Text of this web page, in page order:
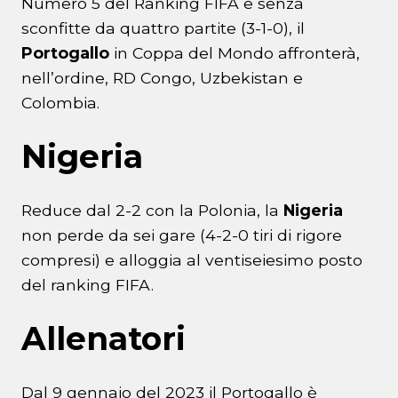
sconfitte da quattro partite (3-1-0), il
Portogallo in Coppa del Mondo affronterà,
nell’ordine, RD Congo, Uzbekistan e
Colombia.
Nigeria
Reduce dal 2-2 con la Polonia, la Nigeria
non perde da sei gare (4-2-0 tiri di rigore
compresi) e alloggia al ventiseiesimo posto
del ranking FIFA.
Allenatori
Dal 9 gennaio del 2023 il Portogallo è